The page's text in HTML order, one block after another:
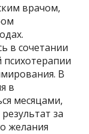
врачом,
в сочетании
В
в
месяцами,
за
желания